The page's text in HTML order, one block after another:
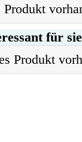
für
Produkt